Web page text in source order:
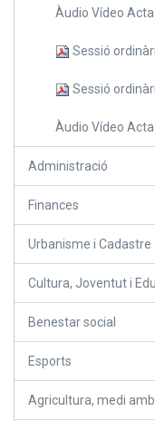
Àudio Vídeo
Sessió
Sessió
Àudio Vídeo
Administració
Finances
Urbanisme i Cadastre
Cultura, Joventut i
Benestar social
Esports
Agricultura, medi